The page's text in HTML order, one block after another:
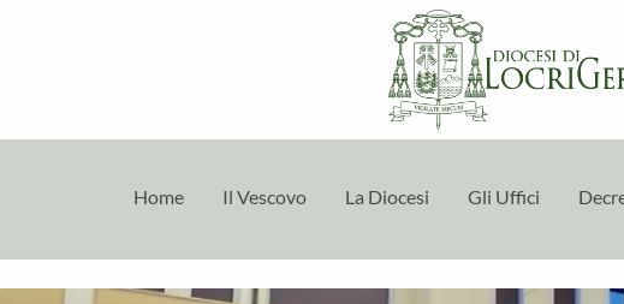
Home Il Vescovo La Diocesi Gli Uffici